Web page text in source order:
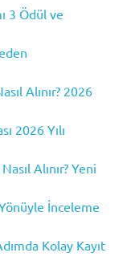
3 Ödül ve
Alınır? 2026
2026 Yılı
Alınır? Yeni
İnceleme
Kolay Kayıt